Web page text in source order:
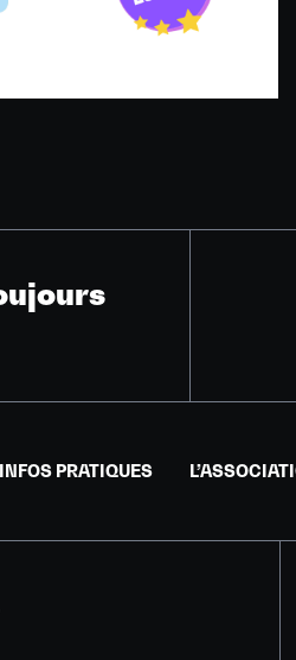
INFOS PRATIQUES